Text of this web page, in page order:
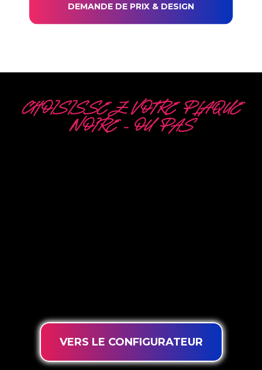
DEMANDE DE PRIX & DESIGN
CHOISISSEZ VOTRE PLAQUE
NOIRE – OU PAS
VERS LE CONFIGURATEUR